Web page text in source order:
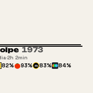
1973
·2h 2min
82% 93% m 83% 84%